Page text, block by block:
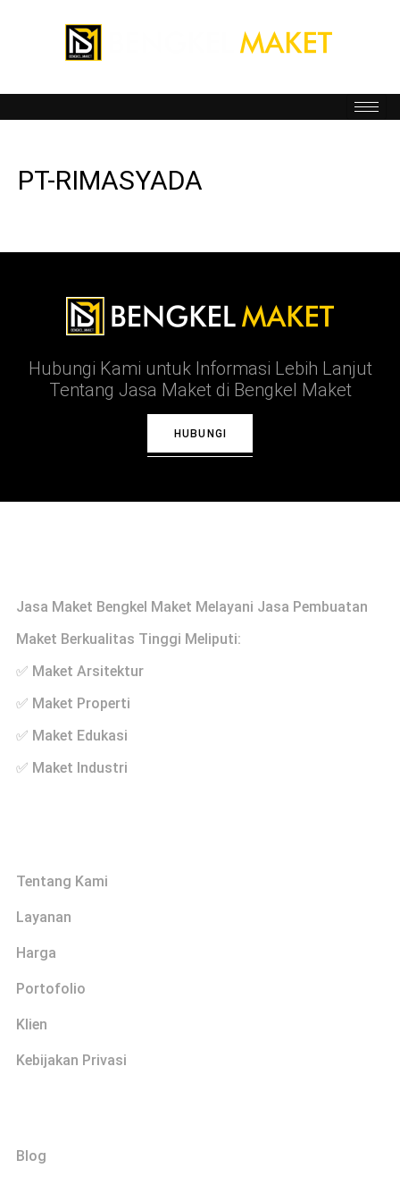
PT-RIMASYADA
Hubungi Kami untuk Informasi Lebih Lanjut
Tentang Jasa Maket di Bengkel Maket
HUBUNGI
Jasa Maket Bengkel Maket Melayani Jasa Pembuatan
Maket Berkualitas Tinggi Meliputi:
✅ Maket Arsitektur
✅ Maket Properti
✅ Maket Edukasi
✅ Maket Industri
Tentang Kami
Layanan
Harga
Portofolio
Klien
Kebijakan Privasi
Blog